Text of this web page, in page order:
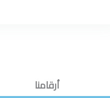
أرقامنا